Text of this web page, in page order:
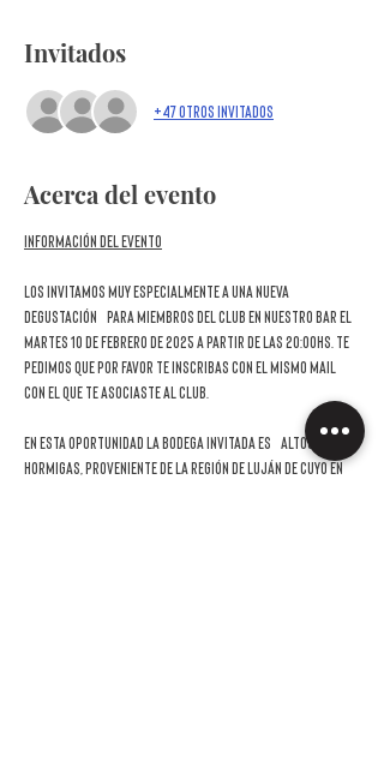
Invitados
+47 otros invitados
Acerca del evento
Información del evento
Los invitamos muy especialmente a una nueva
DEGUSTACIÓN
para miembros del Club en nuestro bar el
martes 10 de febrero de 2025 a partir de las 20:00hs . Te
pedimos que por favor te inscribas con el mismo mail
con el que te asociaste al club.
En esta oportunidad la bodega invitada es ALTOS Las
Hormigas, proveniente de la región de Luján de Cuyo en